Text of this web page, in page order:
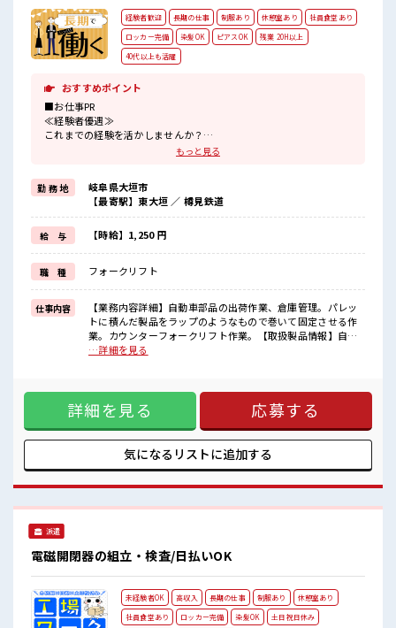
経験者歓迎 長期の仕事 制服あり 休憩室あり
社員食堂あり
ロッカー完備
染髪OK ピアスOK
残業 20H以上
40代以上も活躍
おすすめポイント
■お仕事PR
≪経験者優遇≫
これまでの経験を活かしませんか？
≪稼ぎたい人向け≫
高収入を希望される方にオススメ。
残業は月20時間以上あります♪
≪髪色自由で自分らしく働く≫
明るすぎたり奇抜でなければ基本的に自由！
(規定有)≪機能的な制服アリ≫
制服があるので、
毎日の服装の悩み解消♪
≪様々なお仕事をご提案≫
一人で悩まず気軽に相談できる、
派遣のお仕事です！
■職場の雰囲気
モチベーションもUP！
休憩室で楽しくランチ♪
時間があれば昼寝もしちゃおう！
ロッカーあり！
安心してお仕事に集中♪
もっと見る
勤 務 地
岐阜県大垣市
【最寄駅】東大垣 ／ 樽見鉄道
給 与 【時給】1,250 円
職 種 フォークリフト
仕事内容
【業務内容詳細】自動車部品の出荷作業、倉庫管理。パレッ
トに積んだ製品をラップのようなもので巻いて固定させる作
業。カウンターフォークリフト作業。【取扱製品情報】自動
車部品 ■お仕事PR ≪経験者優遇≫ これまでの経験を活かしま
にオススメ。 残業は月20時間以上あります♪ ≪髪色自由で自
分らしく働く≫ 明るすぎたり奇抜でなければ基本的に自由！
(規定有)≪機能的な制服アリ≫ 制服があるので、 毎日の服装
の悩み解消♪ ≪様々なお仕事をご提案≫ 一人で悩まず気軽に
相談できる、 派遣のお仕事です！ ■職場の雰囲気 髪型・髪色
自由♪ 派手過ぎなければOKだから、 モチベーションもUP！
ッカーあり！ 安心してお仕事に集中♪
…詳細を見る
詳細を見る 応募する
気になるリストに追加する
派遣
電磁開閉器の組立・検査/日払いOK
未経験者OK 高収入 長期の仕事 制服あり
休憩室あり
社員食堂あり
ロッカー完備 染髪OK
土日祝日休み